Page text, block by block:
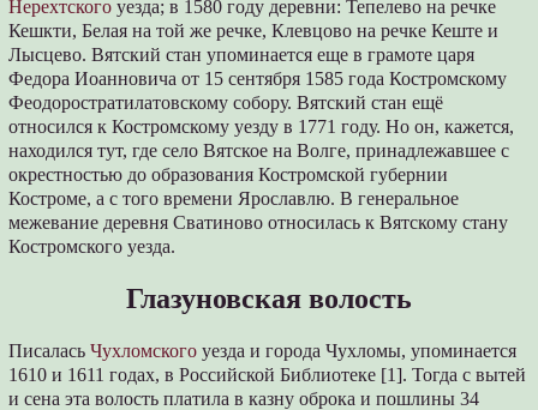
Нерехтского уезда; в 1580 году деревни: Тепелево на речке
Кешкти, Белая на той же речке, Клевцово на речке Кеште и
Лысцево. Вятский стан упоминается еще в грамоте царя
Федора Иоанновича от 15 сентября 1585 года Костромскому
Феодоростратилатовскому собору. Вятский стан ещё
относился к Костромскому уезду в 1771 году. Но он, кажется,
находился тут, где село Вятское на Волге, принадлежавшее с
окрестностью до образования Костромской губернии
Костроме, а с того времени Ярославлю. В генеральное
межевание деревня Сватиново относилась к Вятскому стану
Костромского уезда.
Глазуновская волость
ПисаласьЧухломского уезда и города Чухломы, упоминается
1610 и 1611 годах, в Российской Библиотеке [1]. Тогда с вытей
и сена эта волость платила в казну оброка и пошлины 34